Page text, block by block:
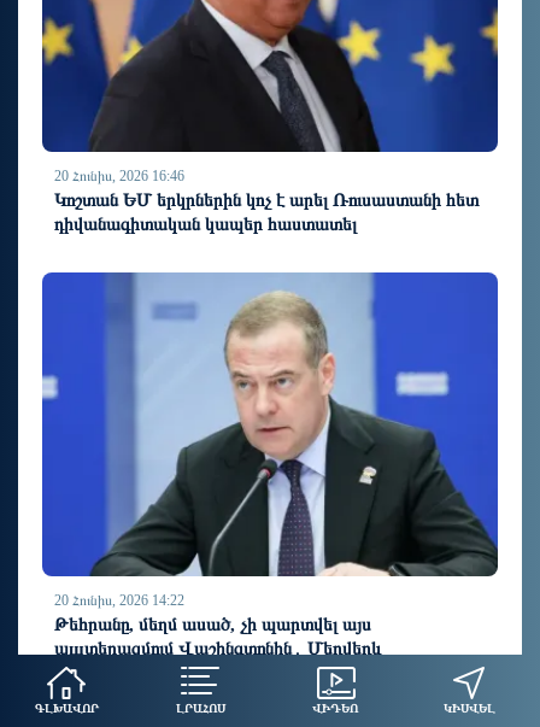
ԳԼԽԱՎՈՐ ԼՐԱՀՈՍ ՎԻԴԵՈ ԿԻՍՎԵԼ
20 Հունիս, 2026 16:46
Կոշտան ԵՄ երկրներին կոչ է արել Ռուսաստանի հետ
դիվանագիտական կապեր հաստատել
20 Հունիս, 2026 14:22
Թեհրանը, մեղմ ասած, չի պարտվել այս
պшտերազմում Վաշինգտոնին․ Մեդվեդև